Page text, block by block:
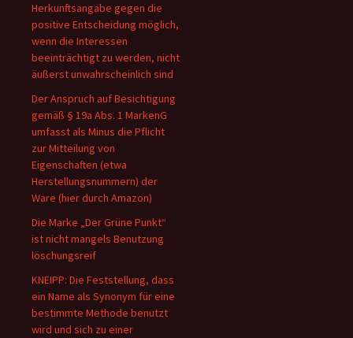
Herkunftsangabe gegen die
positive Entscheidung möglich,
wenn die Interessen
beeinträchtigt zu werden, nicht
äußerst unwahrscheinlich sind
Der Anspruch auf Besichtigung
gemäß § 19a Abs. 1 MarkenG
umfasst als Minus die Pflicht
zur Mitteilung von
Eigenschaften (etwa
Herstellungsnummern) der
Ware (hier durch Amazon)
Die Marke „Der Grüne Punkt“
ist nicht mangels Benutzung
löschungsreif
KNEIPP: Die Feststellung, dass
ein Name als Synonym für eine
bestimmte Methode benutzt
wird und sich zu einer